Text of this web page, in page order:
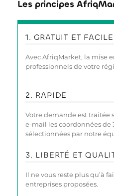
Les principes
1. GRATUIT ET FACILE
Avec AfriqMarket, la mise
professionnels de votre
2. RAPIDE
Votre demande est traitée
e-mail les coordonnées
sélectionnées par notre
3. LIBERTÉ ET
Il ne vous reste plus qu’à
entreprises proposées.